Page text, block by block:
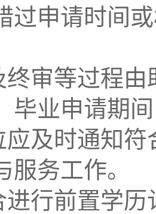
过申请时间
终审等过程
毕业申请期
应及时通知
服务工作。
进行前置学